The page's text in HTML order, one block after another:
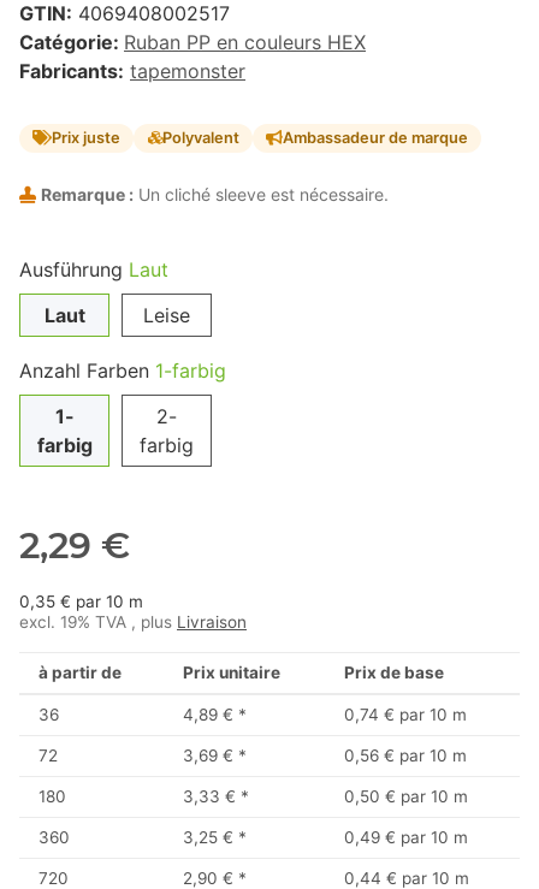
GTIN: 4069408002517
Catégorie: Ruban PP en couleurs HEX
Fabricants: tapemonster
Prix juste Polyvalent Ambassadeur de marque
Remarque : Un cliché sleeve est nécessaire.
Ausführung Laut
Laut
Leise
Anzahl Farben 1-farbig
1-
farbig
2-
farbig
2,29 €
0,35 € par 10 m
excl. 19% TVA , plus Livraison
à partir de Prix unitaire Prix de base
36 4,89 € * 0,74 € par 10 m
72 3,69 € * 0,56 € par 10 m
180 3,33 € * 0,50 € par 10 m
360 3,25 € * 0,49 € par 10 m
720 2,90 € * 0,44 € par 10 m